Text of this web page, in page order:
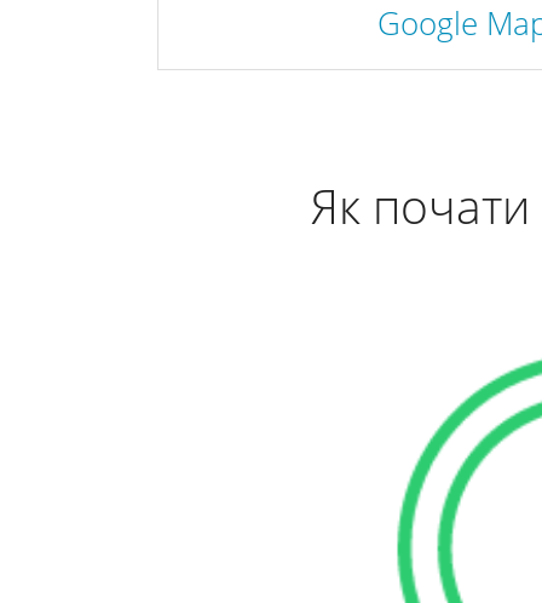
Google
Як почати